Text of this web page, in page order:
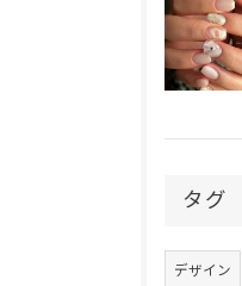
タグ
デザイン